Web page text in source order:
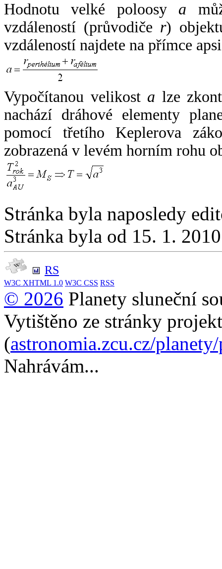
Hodnotu velké poloosy a
vzdáleností (průvodiče r)
vzdáleností najdete na přímce
Vypočítanou velikost a lze
nachází dráhové elementy
pomocí třetího Keplerova
zobrazená v levém horním rohu
Stránka byla naposledy
Stránka byla od 15. 1.
RS
W3C XHTML 1.0 W3C CSS RSS
© 2026 Planety sluneční
Vytištěno ze stránky
(astronomia.zcu.cz/
Nahrávám...